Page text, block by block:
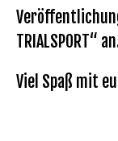
TRIALSPORT“
Viel Spaß mit